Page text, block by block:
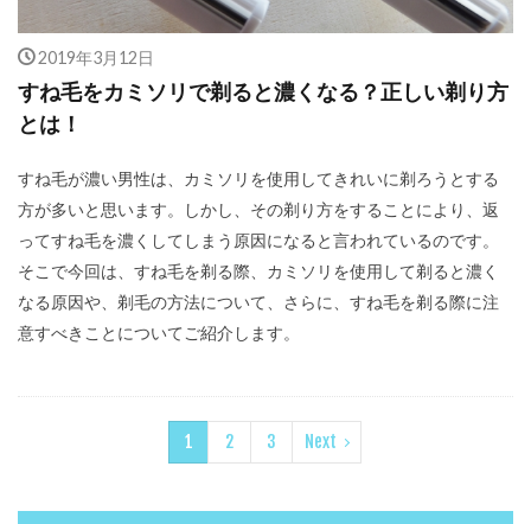
2019年3月12日
すね毛をカミソリで剃ると濃くなる？正しい剃り方
とは！
すね毛が濃い男性は、カミソリを使用してきれいに剃ろうとする
方が多いと思います。しかし、その剃り方をすることにより、返
ってすね毛を濃くしてしまう原因になると言われているのです。
そこで今回は、すね毛を剃る際、カミソリを使用して剃ると濃く
なる原因や、剃毛の方法について、さらに、すね毛を剃る際に注
意すべきことについてご紹介します。
1 2 3 Next